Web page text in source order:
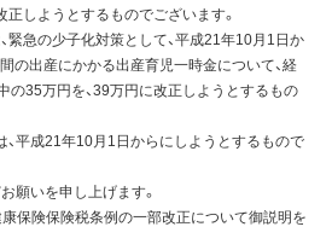
正しようとするものでございます。
緊急の少子化対策として、平成21年10月1日か
の出産にかかる出産育児一時金について、経
の35万円を、39万円に改正しようとするもの
、平成21年10月1日からにしようとするもので
願いを申し上げます。
保険保険税条例の一部改正について御説明を